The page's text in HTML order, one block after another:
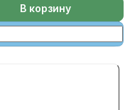
В корзину